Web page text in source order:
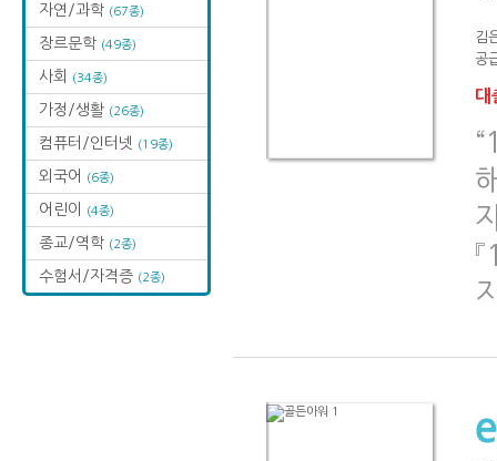
자연/과학 (67종)
장르문학 (49종)
사회 (34종)
가정/생활 (26종)
컴퓨터/인터넷 (19종)
외국어 (6종)
어린이 (4종)
종교/역학 (2종)
수험서/자격증 (2종)
김
공
대